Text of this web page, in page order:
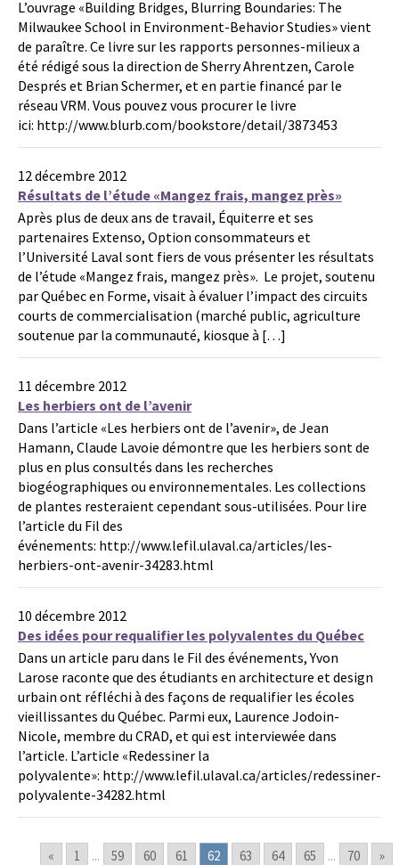
L’ouvrage «Building Bridges, Blurring Boundaries: The
Milwaukee School in Environment-Behavior Studies» vient
de paraître. Ce livre sur les rapports personnes-milieux a
été rédigé sous la direction de Sherry Ahrentzen, Carole
Després et Brian Schermer, et en partie financé par le
réseau VRM. Vous pouvez vous procurer le livre
ici: http://www.blurb.com/bookstore/detail/3873453
12 décembre 2012
Résultats de l’étude «Mangez frais, mangez près»
Après plus de deux ans de travail, Équiterre et ses
partenaires Extenso, Option consommateurs et
l’Université Laval sont fiers de vous présenter les résultats
de l’étude «Mangez frais, mangez près». Le projet, soutenu
par Québec en Forme, visait à évaluer l’impact des circuits
courts de commercialisation (marché public, agriculture
soutenue par la communauté, kiosque à […]
11 décembre 2012
Les herbiers ont de l’avenir
Dans l’article «Les herbiers ont de l’avenir», de Jean
Hamann, Claude Lavoie démontre que les herbiers sont de
plus en plus consultés dans les recherches
biogéographiques ou environnementales. Les collections
de plantes resteraient cependant sous-utilisées. Pour lire
l’article du Fil des
événements: http://www.lefil.ulaval.ca/articles/les-
herbiers-ont-avenir-34283.html
10 décembre 2012
Des idées pour requalifier les polyvalentes du Québec
Dans un article paru dans le Fil des événements, Yvon
Larose raconte que des étudiants en architecture et design
urbain ont réfléchi à des façons de requalifier les écoles
vieillissantes du Québec. Parmi eux, Laurence Jodoin-
Nicole, membre du CRAD, et qui est interviewée dans
l’article. L’article «Redessiner la
polyvalente»: http://www.lefil.ulaval.ca/articles/redessiner-
polyvalente-34282.html
« 1 ... 59 60 61 62 63 64 65 ... 70 »